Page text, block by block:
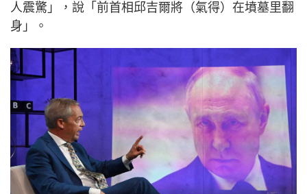
人震驚」，說「前首相邱吉爾將（氣得）在墳墓里翻
身」。